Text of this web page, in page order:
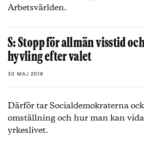
Arbetsvärlden.
S: Stopp för allmän visstid
hyvling efter valet
30 MAJ 2018
Därför tar Socialdemokraterna
omställning och hur man kan
yrkeslivet.